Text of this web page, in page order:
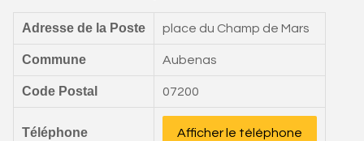
Adresse de la Poste place du Champ de Mars
Commune Aubenas
Code Postal 07200
Téléphone Afficher le téléphone